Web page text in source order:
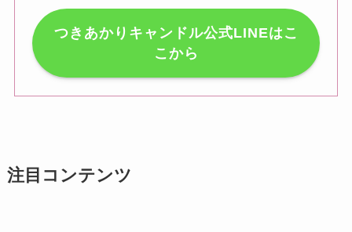
つきあかりキャンドル公式LINEはこ
こから
注目コンテンツ